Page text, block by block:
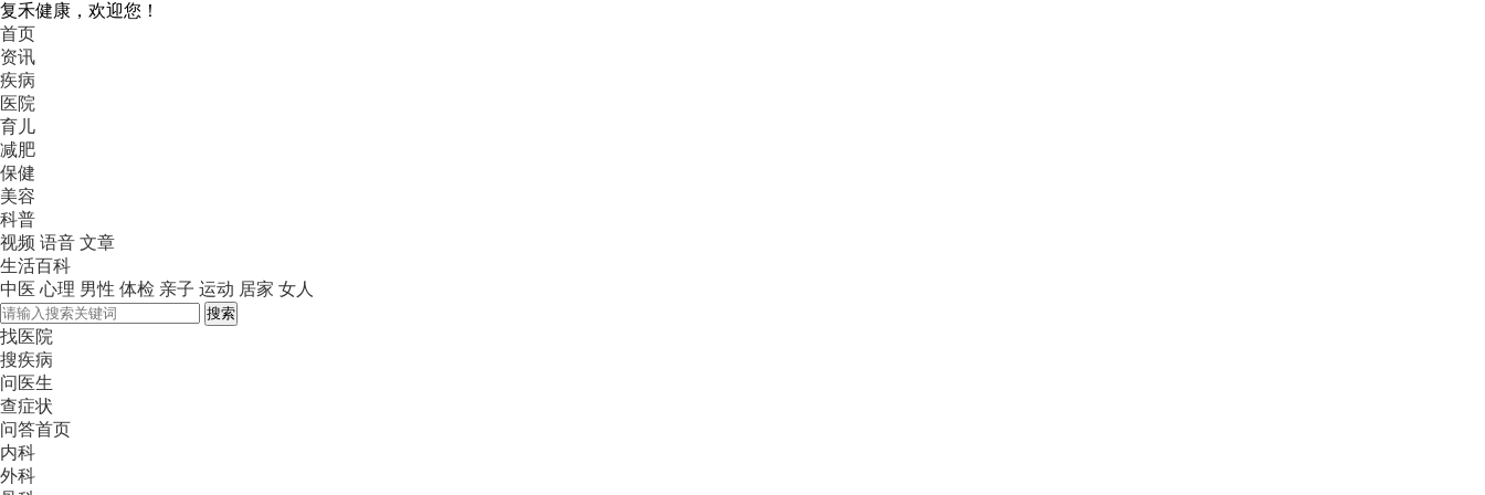
复禾健康，欢迎您！
首页
资讯
疾病
医院
育儿
减肥
保健
美容
科普
视频 语音 文章
生活百科
中医 心理 男性 体检 亲子 运动 居家 女人
搜索
找医院
搜疾病
问医生
查症状
问答首页
内科
外科